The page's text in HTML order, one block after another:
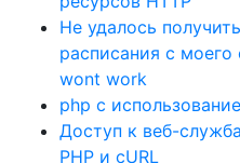
Не удалось
расписания с моего
wont work
php с
Доступ к веб-
PHP и cURL